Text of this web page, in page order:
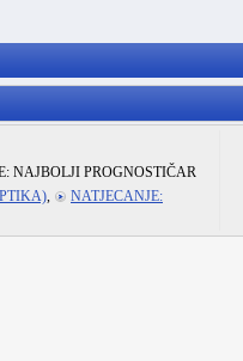
NAJBOLJI PROGNOSTIČAR
,
NATJECANJE: